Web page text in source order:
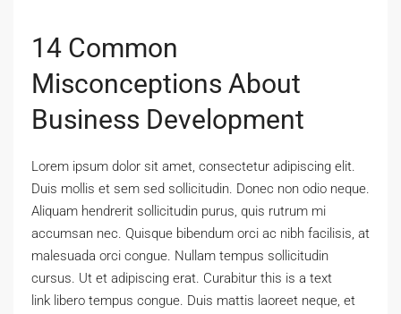
14 Common
Misconceptions About
Business Development
Lorem ipsum dolor sit amet, consectetur adipiscing elit.
Duis mollis et sem sed sollicitudin. Donec non odio neque.
Aliquam hendrerit sollicitudin purus, quis rutrum mi
accumsan nec. Quisque bibendum orci ac nibh facilisis, at
malesuada orci congue. Nullam tempus sollicitudin
cursus. Ut et adipiscing erat. Curabitur this is a text
link libero tempus congue. Duis mattis laoreet neque, et